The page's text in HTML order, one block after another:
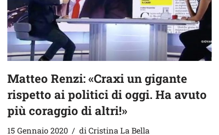
Matteo Renzi: «Craxi un gigante
rispetto ai politici di oggi. Ha avuto
più coraggio di altri!»
15 Gennaio 2020 di Cristina La Bella